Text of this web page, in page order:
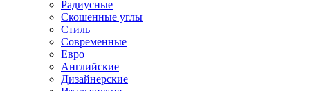
Радиусные
Скошенные углы
Стиль
Современные
Евро
Английские
Дизайнерские